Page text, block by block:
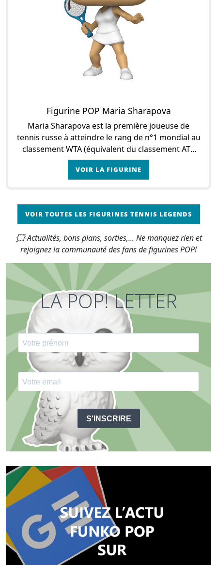
Figurine POP Maria Sharapova
Maria Sharapova est la première joueuse de
tennis russe à atteindre le rang de n°1 mondial au
classement WTA (équivalent du classement ATP
pour les femmes). Dès l’âge de 4 ans, la jeune
Maria
VOIR LA FIGURINE
VOIR TOUTES LES FIGURINES TENNIS LEGENDS
🗯 Actualités, bons plans, sorties,... Ne manquez rien et
rejoignez la communauté des fans de figurines POP!
LA POP! LETTER
S'INSCRIRE